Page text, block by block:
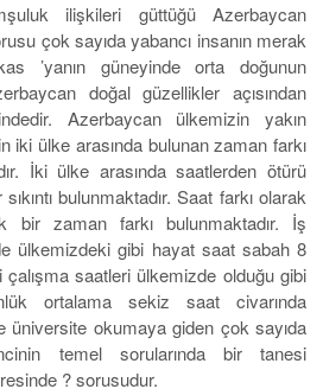
ilişkileri güttüğü Azerbaycan
çok sayıda yabancı insanın merak
’yanın güneyinde orta doğunun
doğal güzellikler açısından
Azerbaycan ülkemizin yakın
iki ülke arasında bulunan zaman farkı
İki ülke arasında saatlerden ötürü
bulunmaktadır. Saat farkı olarak
bir zaman farkı bulunmaktadır. İş
ülkemizdeki gibi hayat saat sabah 8
çalışma saatleri ülkemizde olduğu gibi
ortalama sekiz saat civarında
üniversite okumaya giden çok sayıda
temel sorularında bir tanesi
? sorusudur.